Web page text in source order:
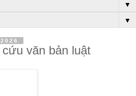
▼
▼
văn bản luật